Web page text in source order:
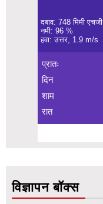
दबाव: 748 मिमी एचजी
नमी: 96 %
हवा: उत्तर, 1.9 m/s
प्रातः
दिन
शाम
रात
विज्ञापन बॉक्स